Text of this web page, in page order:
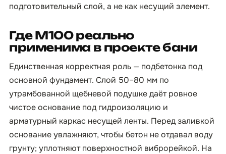
подготовительный слой, а не как несущий элемент.
Где М100 реально
применима в проекте бани
Единственная корректная роль — подбетонка под
основной фундамент. Слой 50–80 мм по
утрамбованной щебневой подушке даёт ровное
чистое основание под гидроизоляцию и
арматурный каркас несущей ленты. Перед заливкой
основание увлажняют, чтобы бетон не отдавал воду
грунту; уплотняют поверхностной виброрейкой. На